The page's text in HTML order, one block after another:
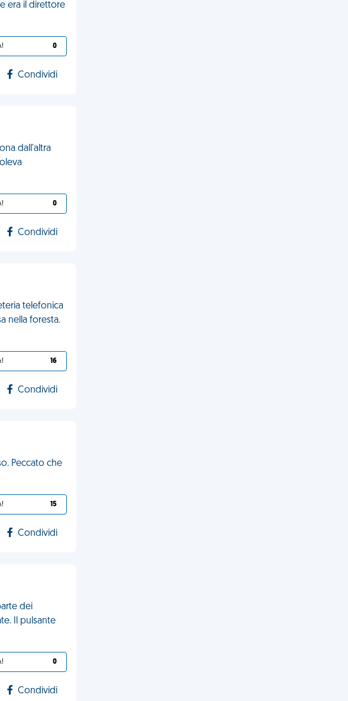
era il direttore
0
Condividi
dall'altra
0
Condividi
telefonica
nella foresta.
16
Condividi
Peccato che
15
Condividi
dei
Il pulsante
0
Condividi